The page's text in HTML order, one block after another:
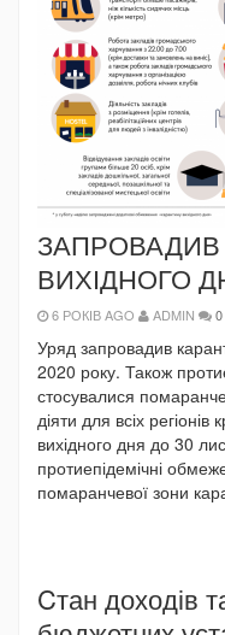
ВИХІДНОГО
6 РОКІВ AGO ADMIN 0
Уряд запровадив
2020 року. Також
стосувалися
діяти для всіх
вихідного дня до 30
протиепідемічні
помаранчевої зони
Cтан доходів